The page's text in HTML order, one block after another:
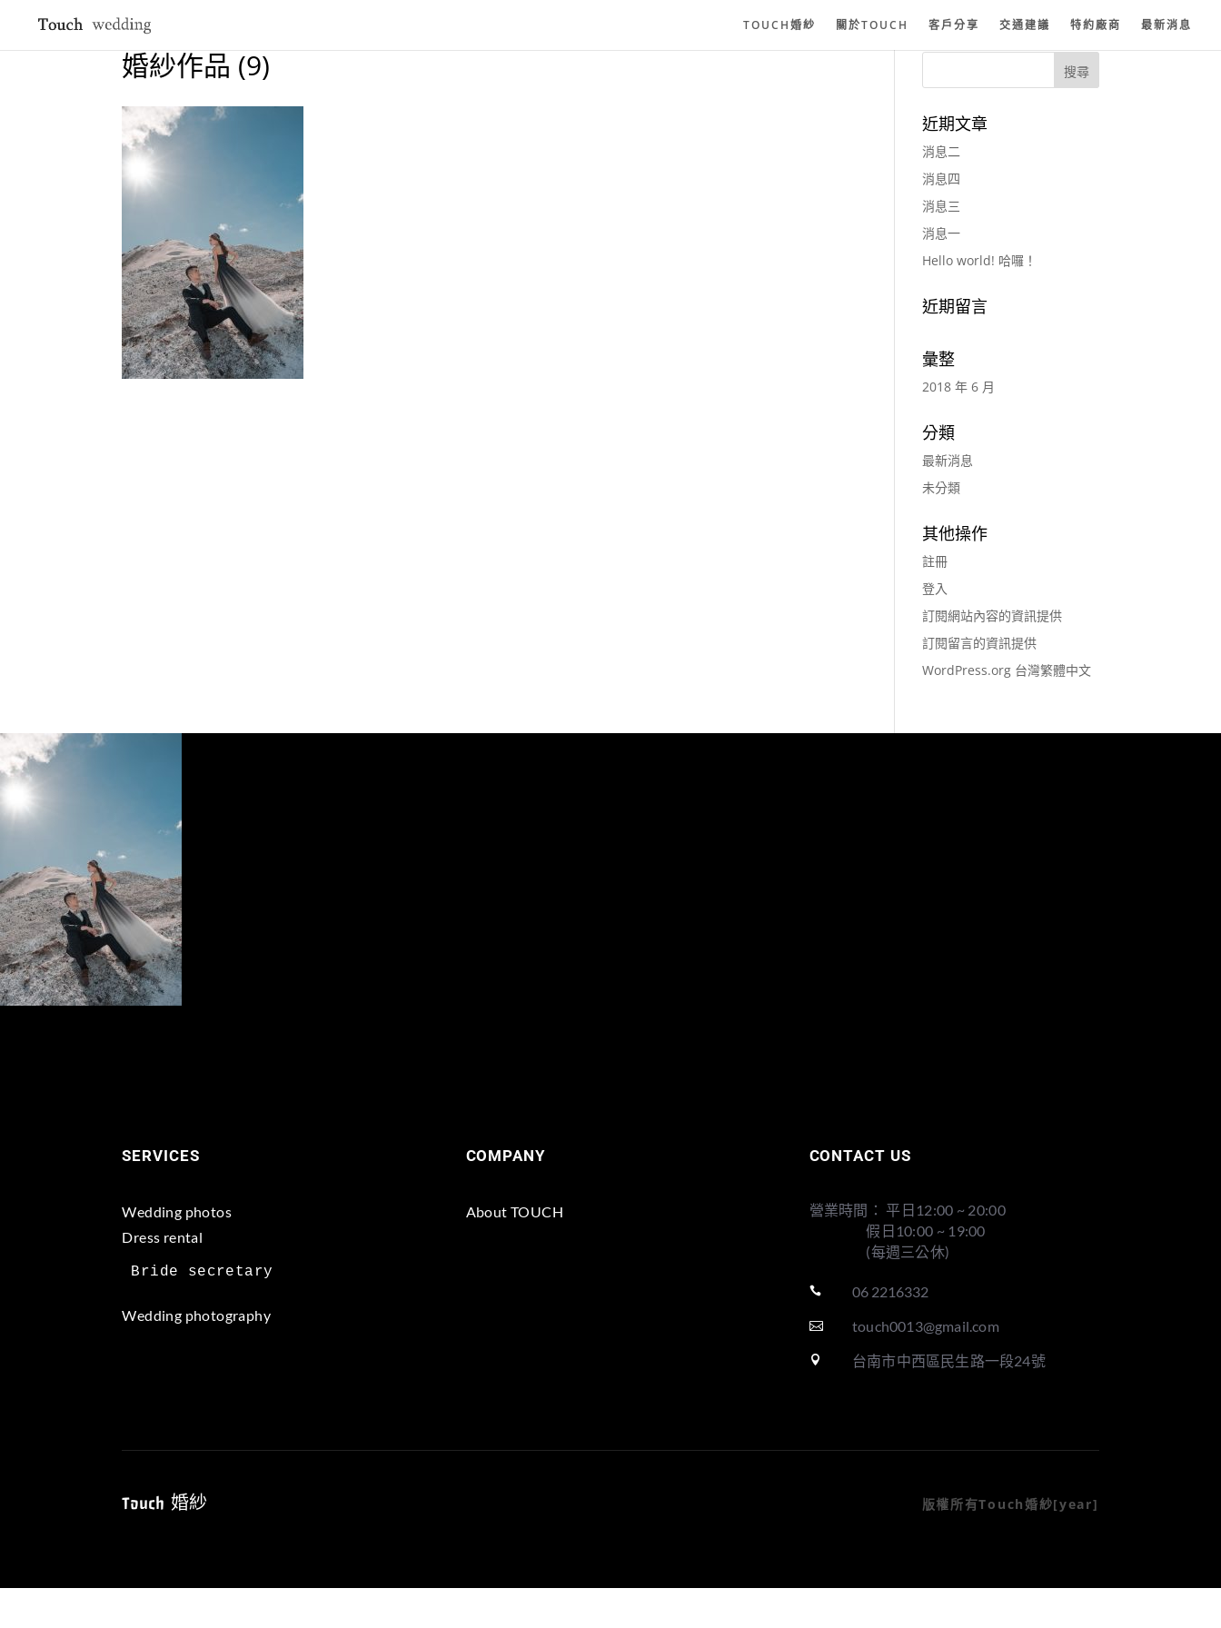
TOUCH婚紗 關於TOUCH 客戶分享 交通建議 特約廠商 最新消息
婚紗作品 (9)
近期文章
消息二
消息四
消息三
消息一
Hello world! 哈囉！
近期留言
彙整
2018 年 6 月
分類
最新消息
未分類
其他操作
註冊
登入
訂閱網站內容的資訊提供
訂閱留言的資訊提供
WordPress.org 台灣繁體中文
SERVICES
Wedding photos
Dress rental
Wedding photography
COMPANY
About TOUCH
CONTACT US
營業時間： 平日12:00 ~ 20:00
假日10:00 ~ 19:00
(每週三公休)
 06 2216332
 touch0013@gmail.com
 台南市中西區民生路一段24號
Touch 婚紗 版權所有Touch婚紗[year]